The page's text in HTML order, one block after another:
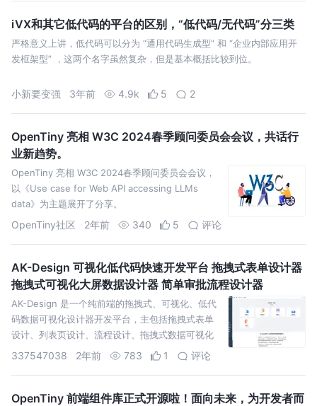
iVX和其它低代码的平台的区别，“低代码/无代码”分三类
严格意义上讲，低代码可以分为 “通用代码生成型” 和 “企业内部应用开
发框架型” ，这两个名字虽然复杂，但是基本概括比较到位。
小新要变强 3年前 4.9k 5 2
OpenTiny 亮相 W3C 2024春季顾问委员会会议，共话行
业新趋势。
OpenTiny 亮相 W3C 2024春季顾问委员会会议，
以《Use case for Web API accessing LLMs
data》为主题展开了分享。
OpenTiny社区 2年前 340 5 评论
AK-Design 可视化低代码快速开发平台 拖拽式表单设计器
拖拽式可视化大屏数据设计器 简单审批流程设计器
AK-Design 是一个纯前端的拖拽式、可视化、低代
码数据可视化设计器开发平台，主包括拖拽式表单
设计、列表页设计、流程设计、拖拽式数据可视化
大屏设计、数据统计设计。 拖拽式表单设计器 提供
337547038 2年前 783 1 评论
OpenTiny 前端组件库正式开源啦！面向未来，为开发者而